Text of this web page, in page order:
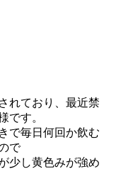
れており、最近禁
です。
で毎日何回か飲む
で
少し黄色みが強め